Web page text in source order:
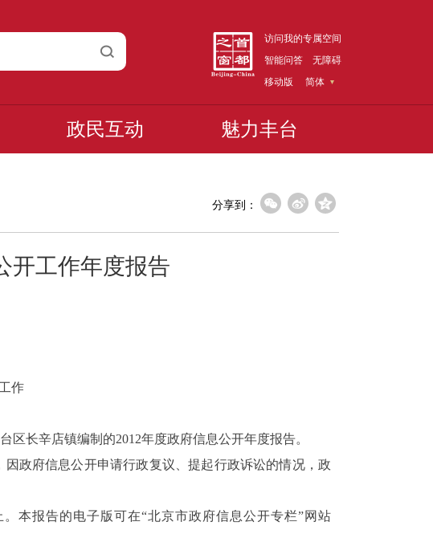
访问我的专属空间
智能问答
无障碍
移动版
简体
政民互动 魅力丰台
分享到：
开工作年度报告
作
区长辛店镇编制的2012年度政府信息公开年度报告。
政府信息公开申请行政复议、提起行政诉讼的情况，政
本报告的电子版可在“北京市政府信息公开专栏”网站